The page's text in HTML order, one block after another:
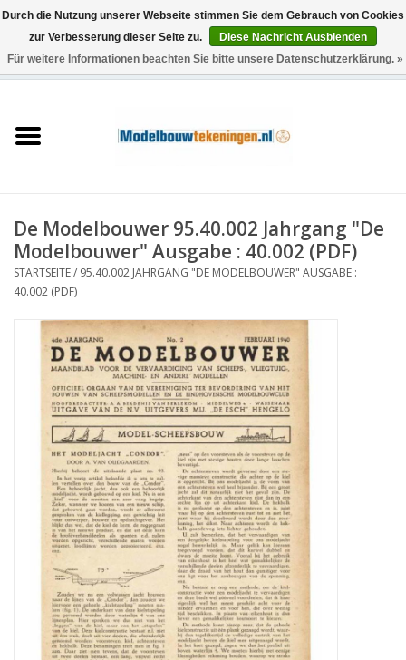
0 Artikel - €0,00
Schiffe
Holzbau
Landschaft
Maschinen
Dokumentation
Zeitschriften
Neue Zeichnungen
NEUE ZEITSCHRIFTEN
ABONNEMENT DER
MODELLBAUER
De Modelbouwer 95.40.002 Jahrgang "De
Modelbouwer" Ausgabe : 40.002 (PDF)
STARTSEITE/ 95.40.002 JAHRGANG "DE MODELBOUWER" AUSGABE :
40.002 (PDF)
Durch die Nutzung unserer Webseite stimmen Sie dem Gebrauch von Cookies
zur Verbesserung dieser Seite zu.
Diese Nachricht Ausblenden
Für weitere Informationen beachten Sie bitte unsere Datenschutzerklärung. »